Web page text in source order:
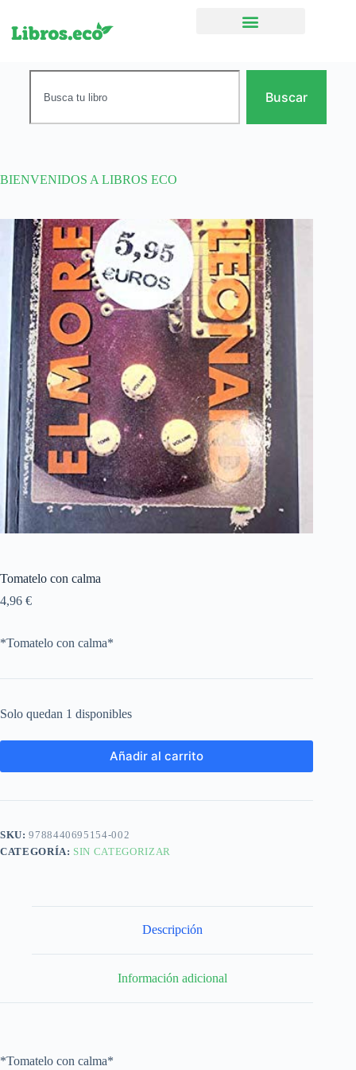
Buscar
BIENVENIDOS A LIBROS ECO
Tomatelo con calma
4,96 €
*Tomatelo con calma*
Solo quedan 1 disponibles
Añadir al carrito
SKU:9788440695154-002
CATEGORÍA: SIN CATEGORIZAR
Descripción
Información adicional
*Tomatelo con calma*